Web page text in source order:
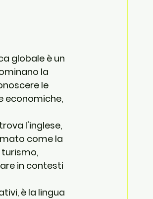
globale è un
la
le
economiche,
l'inglese,
come la
turismo,
in contesti
è la lingua